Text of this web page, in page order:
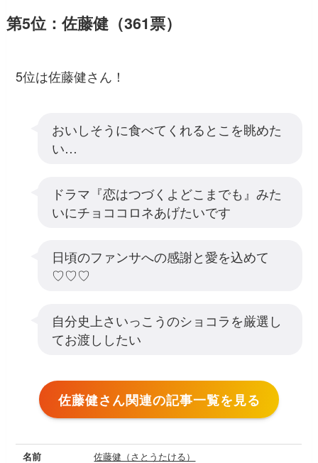
第5位：佐藤健（361票）
5位は佐藤健さん！
おいしそうに食べてくれるとこを眺めた
い…
ドラマ『恋はつづくよどこまでも』みた
いにチョココロネあげたいです
日頃のファンサへの感謝と愛を込めて
♡♡♡
自分史上さいっこうのショコラを厳選し
てお渡ししたい
佐藤健さん関連の記事一覧を見る
名前
佐藤健（さとうたける）